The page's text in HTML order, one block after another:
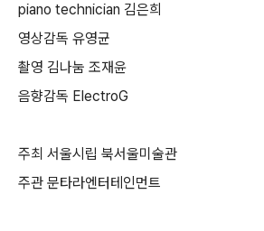
piano technician 김은희
영상감독 유영균
촬영 김나눔 조재윤
음향감독 ElectroG
주최 서울시립 북서울미술관
주관 문타라엔터테인먼트